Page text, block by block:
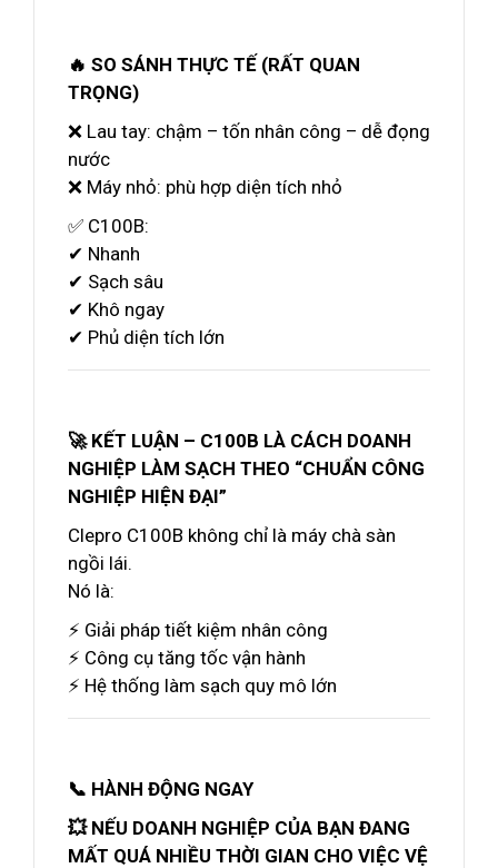
🔥 SO SÁNH THỰC TẾ (RẤT QUAN
TRỌNG)
❌ Lau tay: chậm – tốn nhân công – dễ đọng
nước
❌ Máy nhỏ: phù hợp diện tích nhỏ
✅ C100B:
✔ Nhanh
✔ Sạch sâu
✔ Khô ngay
✔ Phủ diện tích lớn
🚀 KẾT LUẬN – C100B LÀ CÁCH DOANH
NGHIỆP LÀM SẠCH THEO “CHUẨN CÔNG
NGHIỆP HIỆN ĐẠI”
Clepro C100B không chỉ là máy chà sàn
ngồi lái.
Nó là:
⚡ Giải pháp tiết kiệm nhân công
⚡ Công cụ tăng tốc vận hành
⚡ Hệ thống làm sạch quy mô lớn
📞 HÀNH ĐỘNG NGAY
💥 NẾU DOANH NGHIỆP CỦA BẠN ĐANG
MẤT QUÁ NHIỀU THỜI GIAN CHO VIỆC VỆ